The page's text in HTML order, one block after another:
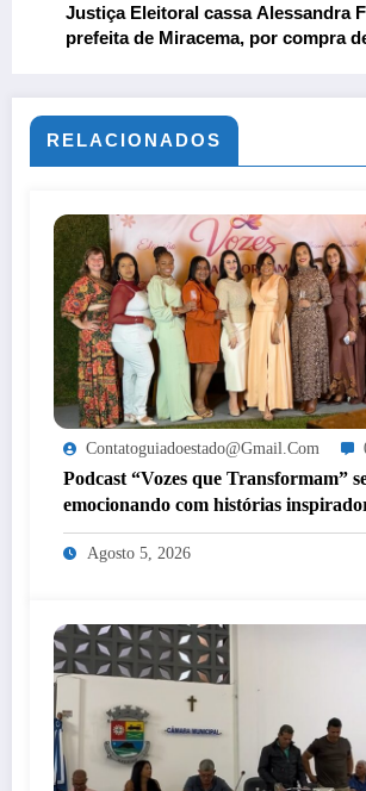
Justiça Eleitoral cassa Alessandra
prefeita de Miracema, por compra
RELACIONADOS
Contatoguiadoestado@gmail.com
Podcast “Vozes que Transformam”
emocionando com histórias
mulheres de Itaperuna
Agosto 5, 2026